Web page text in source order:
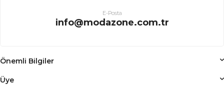
E-Posta
info@modazone.com.tr
Önemli Bilgiler
Üye